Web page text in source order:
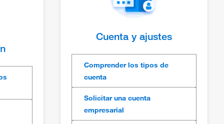
Cuenta y ajustes
Comprender los tipos de
cuenta
Solicitar una cuenta
empresarial